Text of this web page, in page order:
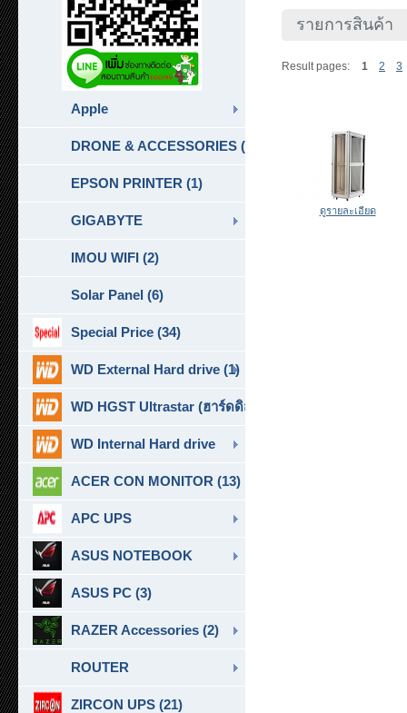
รายการสินค้า
Result pages: 1 2 3
ดูรายละเอียด
Apple
DRONE & ACCESSORIES (6)
EPSON PRINTER (1)
GIGABYTE
IMOU WIFI (2)
Solar Panel (6)
Special Price (34)
WD External Hard drive (1)
WD HGST Ultrastar (ฮาร์ดดิสก์สำหรับ SERVER ) (10)
WD Internal Hard drive
ACER CON MONITOR (13)
APC UPS
ASUS NOTEBOOK
ASUS PC (3)
RAZER Accessories (2)
ROUTER
ZIRCON UPS (21)